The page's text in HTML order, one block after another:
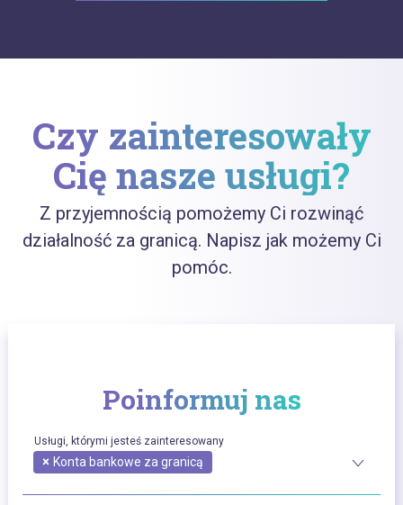
Czy zainteresowały
Cię nasze usługi?
Z przyjemnością pomożemy Ci rozwinąć
działalność za granicą. Napisz jak możemy Ci
pomóc.
Poinformuj nas
Usługi, którymi jesteś zainteresowany
× Konta bankowe za granicą